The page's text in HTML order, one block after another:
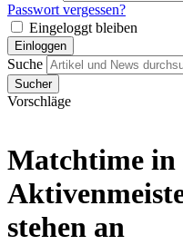
Passwort vergessen?
Eingeloggt bleiben
Einloggen
Suche
Sucher
Vorschläge
Matchtime in
stehen an